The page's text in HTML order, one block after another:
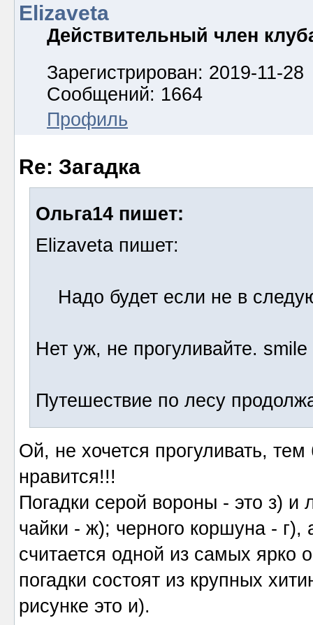
Elizaveta
Действительный член
Зарегистрирован: 2019-11-28
Сообщений: 1664
Профиль
Re: Загадка
Ольга14 пишет:
Elizaveta пишет:
Надо будет если не в
Нет уж, не прогуливайте. smile
Путешествие по лесу
Ой, не хочется прогуливать,
нравится!!!
Погадки серой вороны - это з) и
чайки - ж); черного коршуна -
считается одной из самых
погадки состоят из крупных
рисунке это и).